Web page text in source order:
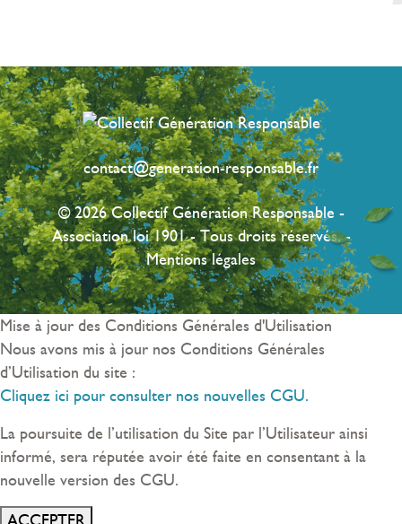
contact@generation-responsable.fr
© 2026 Collectif Génération Responsable -
Association loi 1901 - Tous droits réservés. -
Mentions légales
Mise à jour des Conditions Générales d'Utilisation
Nous avons mis à jour nos Conditions Générales
d’Utilisation du site :
Cliquez ici pour consulter nos nouvelles CGU.
La poursuite de l’utilisation du Site par l’Utilisateur ainsi
informé, sera réputée avoir été faite en consentant à la
nouvelle version des CGU.